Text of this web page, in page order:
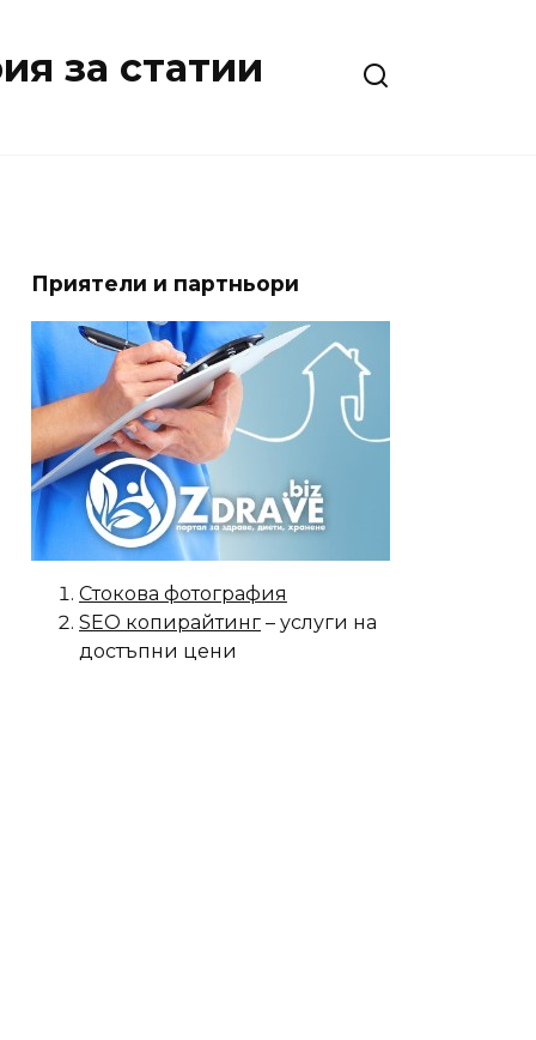
за статии
Приятели и партньори
Стокова фотография
SEO копирайтинг – услуги на
достъпни цени